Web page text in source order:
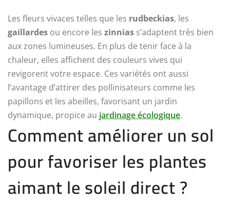
Les fleurs vivaces telles que les rudbeckias, les
gaillardes ou encore les zinnias s’adaptent très bien
aux zones lumineuses. En plus de tenir face à la
chaleur, elles affichent des couleurs vives qui
revigorent votre espace. Ces variétés ont aussi
l’avantage d’attirer des pollinisateurs comme les
papillons et les abeilles, favorisant un jardin
dynamique, propice au jardinage écologique.
Comment améliorer un sol
pour favoriser les plantes
aimant le soleil direct ?